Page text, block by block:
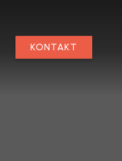
KONTAKT